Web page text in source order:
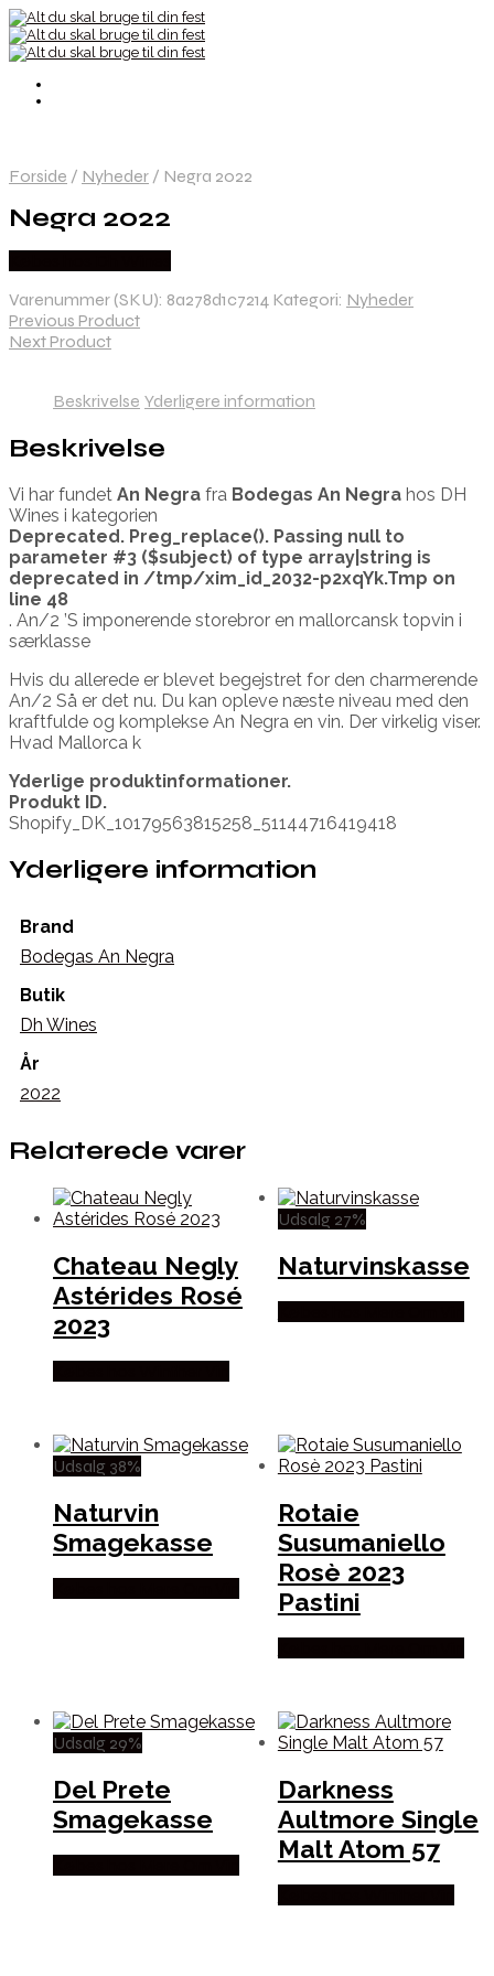
Forside / Nyheder / Negra 2022
Negra 2022
Varenummer (SKU): 8a278d1c7214 Kategori: Nyheder
Previous Product
Next Product
Beskrivelse Yderligere information
Beskrivelse
Vi har fundet An Negra fra Bodegas An Negra hos DH
Wines i kategorien
Deprecated. Preg_replace(). Passing null to
parameter #3 ($subject) of type array|string is
deprecated in /tmp/xim_id_2032-p2xqYk.Tmp on
line 48
. An/2 ’S imponerende storebror en mallorcansk topvin i
særklasse
Hvis du allerede er blevet begejstret for den charmerende
An/2 Så er det nu. Du kan opleve næste niveau med den
kraftfulde og komplekse An Negra en vin. Der virkelig viser.
Hvad Mallorca k
Yderlige produktinformationer.
Produkt ID.
Shopify_DK_10179563815258_51144716419418
Yderligere information
Brand
Bodegas An Negra
Butik
Dh Wines
År
2022
Relaterede varer
Chateau Negly
Astérides Rosé
2023
Udsalg 27%
Naturvinskasse
Udsalg 38%
Naturvin
Smagekasse
Rotaie
Susumaniello
Rosè 2023
Pastini
Udsalg 29%
Del Prete
Smagekasse
Darkness
Aultmore Single
Malt Atom 57